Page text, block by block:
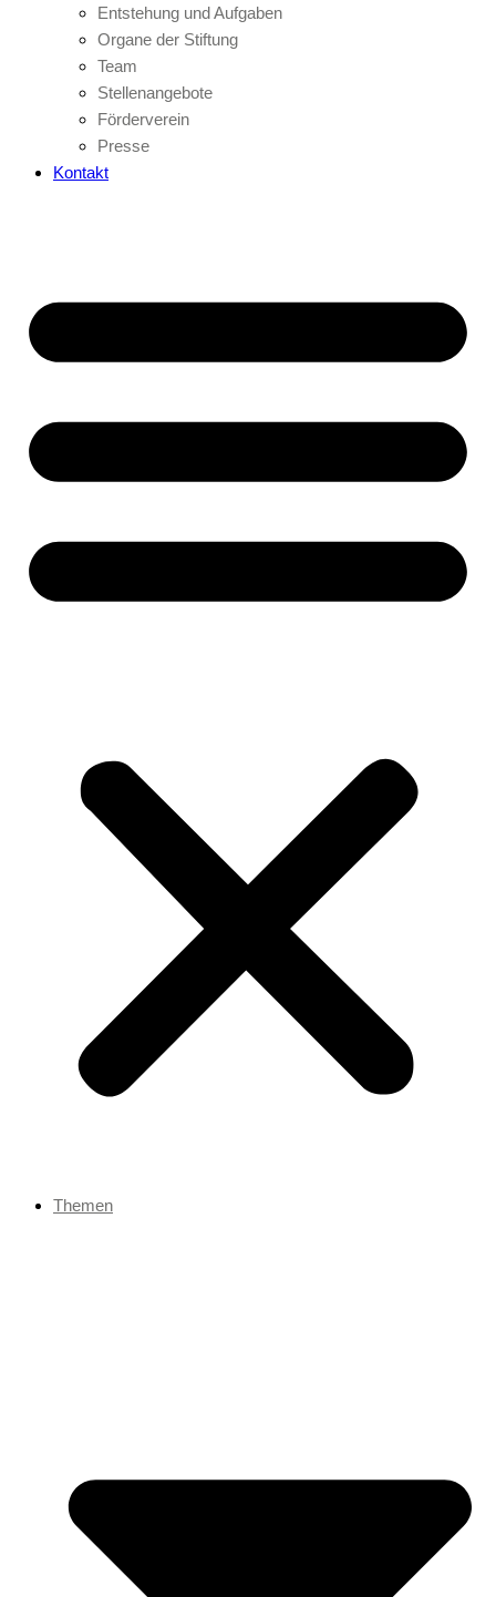
Entstehung und Aufgaben
Organe der Stiftung
Team
Stellenangebote
Förderverein
Presse
Kontakt
Themen